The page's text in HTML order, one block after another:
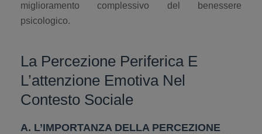
miglioramento complessivo del benessere
psicologico.
La Percezione Periferica E
L’attenzione Emotiva Nel
Contesto Sociale
A. L’IMPORTANZA DELLA PERCEZIONE